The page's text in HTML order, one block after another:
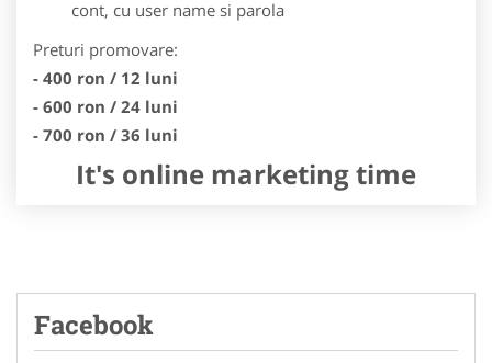
cont, cu user name si parola
Preturi promovare:
- 400 ron / 12 luni
- 600 ron / 24 luni
- 700 ron / 36 luni
It's online marketing time
Facebook